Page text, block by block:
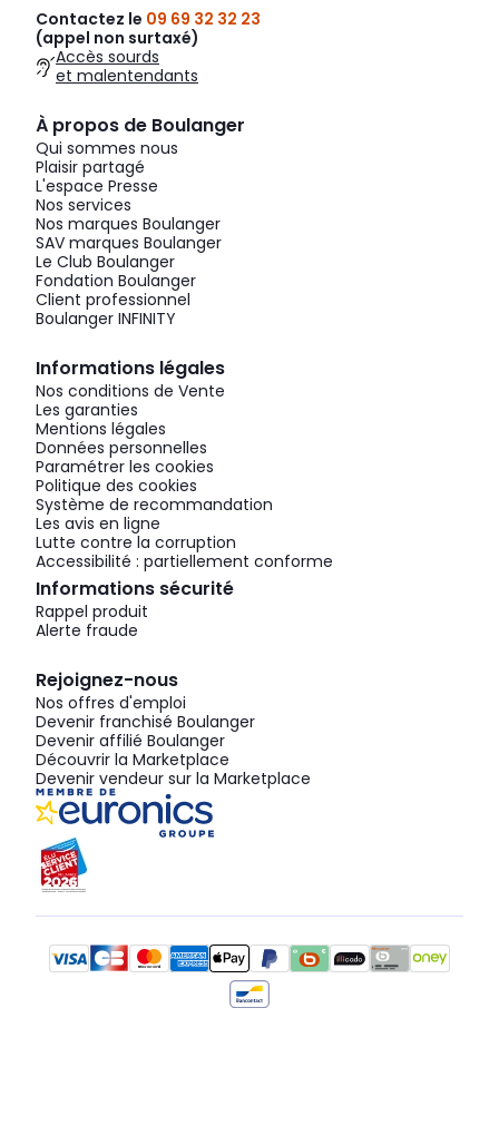
Contactez le 09 69 32 32 23
(appel non surtaxé)
Accès sourds
et malentendants
À propos de Boulanger
Qui sommes nous
Plaisir partagé
L'espace Presse
Nos services
Nos marques Boulanger
SAV marques Boulanger
Le Club Boulanger
Fondation Boulanger
Client professionnel
Boulanger INFINITY
Informations légales
Nos conditions de Vente
Les garanties
Mentions légales
Données personnelles
Paramétrer les cookies
Politique des cookies
Système de recommandation
Les avis en ligne
Lutte contre la corruption
Accessibilité : partiellement conforme
Informations sécurité
Rappel produit
Alerte fraude
Rejoignez-nous
Nos offres d'emploi
Devenir franchisé Boulanger
Devenir affilié Boulanger
Découvrir la Marketplace
Devenir vendeur sur la Marketplace